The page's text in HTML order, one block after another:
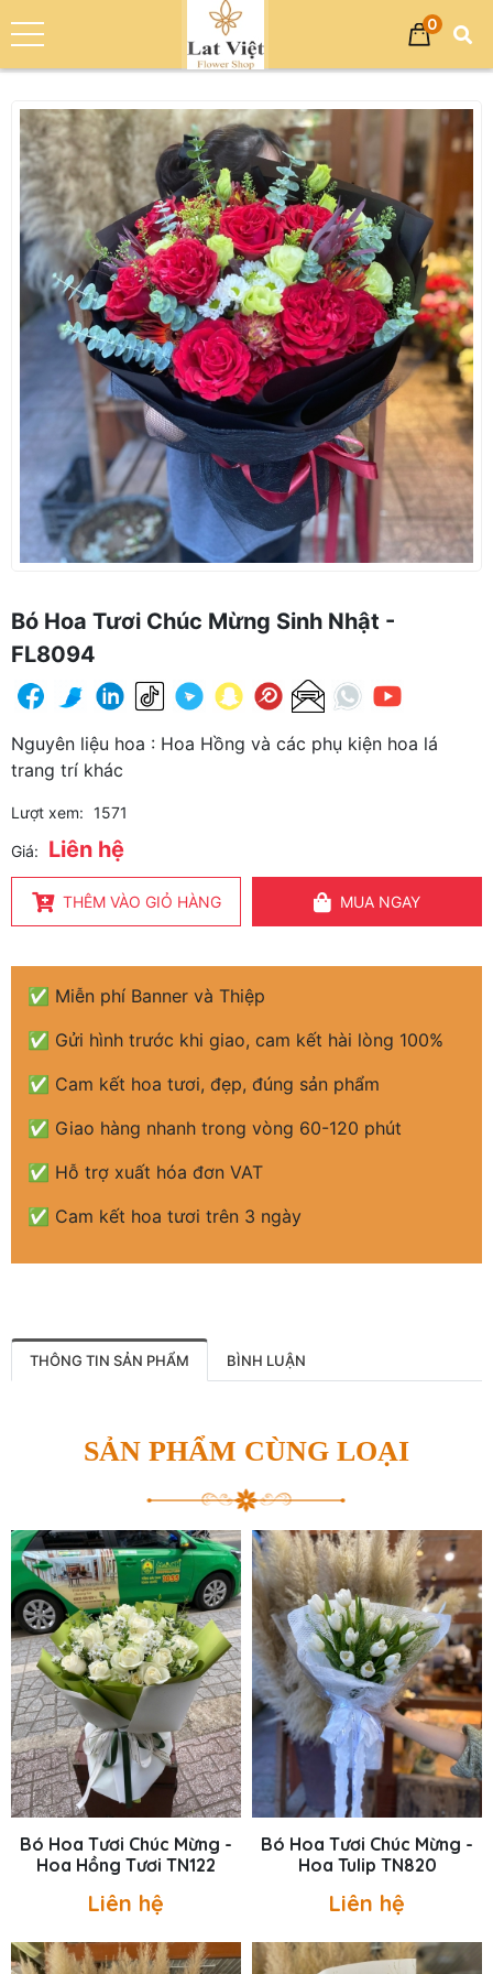
0
Trang chủ Bó Hoa
Bó Hoa Tươi Chúc Mừng Sinh Nhật - FL8094
Bó Hoa Tươi Chúc Mừng Sinh Nhật -
FL8094
Nguyên liệu hoa : Hoa Hồng và các phụ kiện hoa lá
trang trí khác
Lượt xem: 1571
Giá: Liên hệ
THÊM VÀO GIỎ HÀNG MUA NGAY
✅ Miễn phí Banner và Thiệp
✅ Gửi hình trước khi giao, cam kết hài lòng 100%
✅ Cam kết hoa tươi, đẹp, đúng sản phẩm
✅ Giao hàng nhanh trong vòng 60-120 phút
✅ Hỗ trợ xuất hóa đơn VAT
✅ Cam kết hoa tươi trên 3 ngày
THÔNG TIN SẢN PHẨM BÌNH LUẬN
SẢN PHẨM CÙNG LOẠI
Bó Hoa Tươi Chúc Mừng -
Hoa Hồng Tươi TN122
Liên hệ
Bó Hoa Tươi Chúc Mừng -
Hoa Tulip TN820
Liên hệ